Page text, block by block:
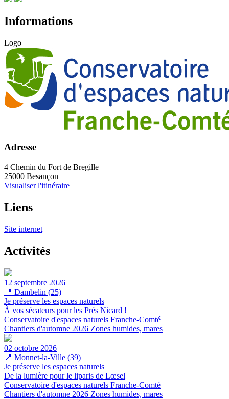
Informations
Logo
Adresse
4 Chemin du Fort de Bregille
25000 Besançon
Visualiser l'itinéraire
Liens
Site internet
Activités
12 septembre 2026
📍 Dambelin (25)
Je préserve les espaces naturels
À vos sécateurs pour les Prés Nicard !
Conservatoire d'espaces naturels Franche-Comté
Chantiers d'automne 2026 Zones humides, mares
02 octobre 2026
📍 Monnet-la-Ville (39)
Je préserve les espaces naturels
De la lumière pour le liparis de Lœsel
Conservatoire d'espaces naturels Franche-Comté
Chantiers d'automne 2026 Zones humides, mares